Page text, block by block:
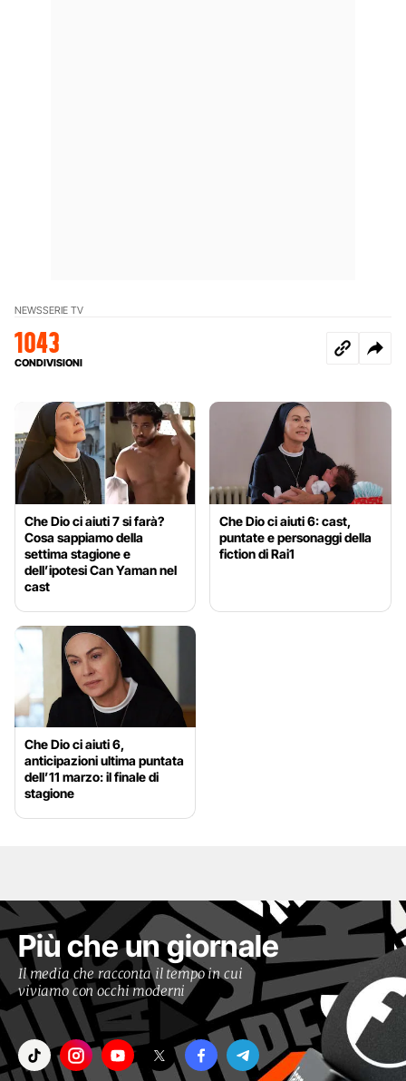
NEWSSERIE TV
1043
CONDIVISIONI
Che Dio ci aiuti 7 si farà?
Cosa sappiamo della
settima stagione e
dell’ipotesi Can Yaman nel
cast
Che Dio ci aiuti 6: cast,
puntate e personaggi della
fiction di Rai1
Che Dio ci aiuti 6,
anticipazioni ultima puntata
dell’11 marzo: il finale di
stagione
Più che un giornale
Il media che racconta il tempo in cui
viviamo con occhi moderni